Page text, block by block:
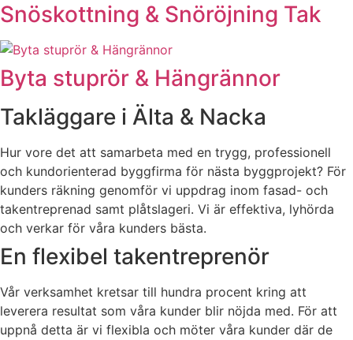
Snöskottning & Snöröjning Tak
Byta stuprör & Hängrännor
Takläggare i Älta & Nacka
Hur vore det att samarbeta med en trygg, professionell
och kundorienterad byggfirma för nästa byggprojekt? För
kunders räkning genomför vi uppdrag inom fasad- och
takentreprenad samt plåtslageri. Vi är effektiva, lyhörda
och verkar för våra kunders bästa.
En flexibel takentreprenör
Vår verksamhet kretsar till hundra procent kring att
leverera resultat som våra kunder blir nöjda med. För att
uppnå detta är vi flexibla och möter våra kunder där de